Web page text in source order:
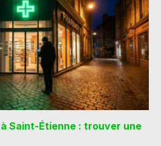
Saint-Étienne : trouver une